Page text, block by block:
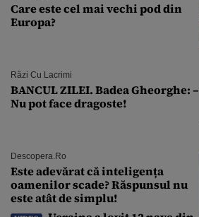
Care este cel mai vechi pod din
Europa?
Râzi Cu Lacrimi
BANCUL ZILEI. Badea Gheorghe: –
Nu pot face dragoste!
Descopera.ro
Este adevărat că inteligența
oamenilor scade? Răspunsul nu
este atât de simplu!